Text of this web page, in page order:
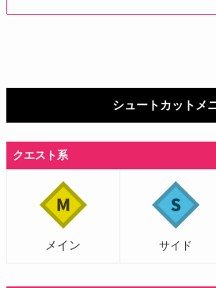
シュートカットメ
クエスト系
メイン サイド